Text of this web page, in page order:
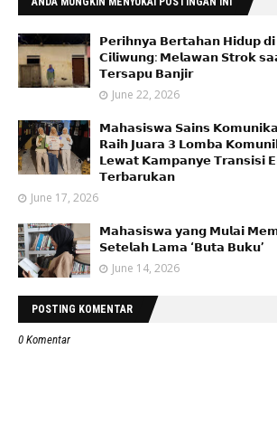
𝗣𝗲𝗿𝗶𝗵𝗻𝘆𝗮 𝗕𝗲𝗿𝘁𝗮𝗵𝗮𝗻 𝗛𝗶𝗱𝘂𝗽
𝗖𝗶𝗹𝗶𝘄𝘂𝗻𝗴: 𝗠𝗲𝗹𝗮𝘄𝗮𝗻 𝗦𝘁𝗿𝗼𝗸
𝗧𝗲𝗿𝘀𝗮𝗽𝘂 𝗕𝗮𝗻𝗷𝗶𝗿
June 22, 2026
𝗠𝗮𝗵𝗮𝘀𝗶𝘀𝘄𝗮 𝗦𝗮𝗶𝗻𝘀
𝗥𝗮𝗶𝗵 𝗝𝘂𝗮𝗿𝗮 𝟯 𝗟𝗼𝗺𝗯𝗮
𝗟𝗲𝘄𝗮𝘁 𝗞𝗮𝗺𝗽𝗮𝗻𝘆𝗲 𝗧𝗿𝗮𝗻𝘀𝗶𝘀𝗶
𝗧𝗲𝗿𝗯𝗮𝗿𝘂𝗸𝗮𝗻
June 17, 2026
𝗠𝗮𝗵𝗮𝘀𝗶𝘀𝘄𝗮 𝘆𝗮𝗻𝗴 𝗠𝘂𝗹𝗮𝗶
𝗦𝗲𝘁𝗲𝗹𝗮𝗵 𝗟𝗮𝗺𝗮 ‘𝗕𝘂𝘁𝗮 𝗕𝘂𝗸𝘂’
June 14, 2026
POSTING KOMENTAR
0 Komentar